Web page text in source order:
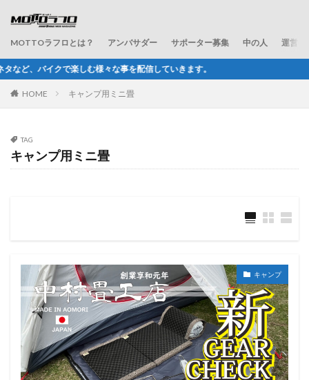
MOTTOラフロとは？ アンバサダー サポーター募集 中の人 運営会
々な事を配信していきます。
HOME キャンプ用ミニ畳
TAG
キャンプ用ミニ畳
キャンプ